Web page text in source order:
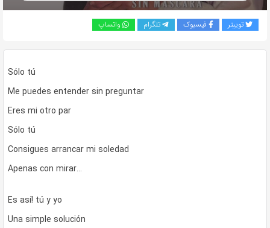
توییتر فیسبوک تلگرام واتساپ
Sólo tú
Me puedes entender sin preguntar
Eres mi otro par
Sólo tú
Consigues arrancar mi soledad
Apenas con mirar…
Es así! tú y yo
Una simple solución